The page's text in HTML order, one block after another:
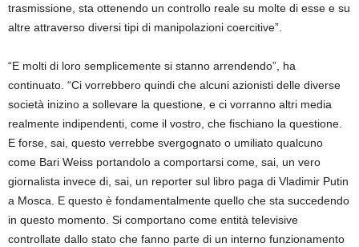
trasmissione, sta ottenendo un controllo reale su molte di esse e su
altre attraverso diversi tipi di manipolazioni coercitive”.
“E molti di loro semplicemente si stanno arrendendo”, ha
continuato. “Ci vorrebbero quindi che alcuni azionisti delle diverse
società inizino a sollevare la questione, e ci vorranno altri media
realmente indipendenti, come il vostro, che fischiano la questione.
E forse, sai, questo verrebbe svergognato o umiliato qualcuno
come Bari Weiss portandolo a comportarsi come, sai, un vero
giornalista invece di, sai, un reporter sul libro paga di Vladimir Putin
a Mosca. E questo è fondamentalmente quello che sta succedendo
in questo momento. Si comportano come entità televisive
controllate dallo stato che fanno parte di un interno funzionamento